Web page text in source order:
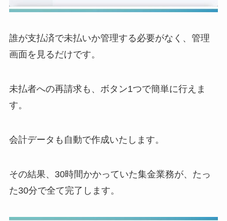
誰が支払済で未払いか管理する必要がなく、管理
画面を見るだけです。
未払者への再請求も、ボタン1つで簡単に行えま
す。
会計データも自動で作成いたします。
その結果、30時間かかっていた集金業務が、たっ
た30分で全て完了します。